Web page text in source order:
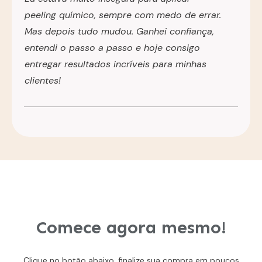
peeling químico, sempre com medo de errar.
Mas depois tudo mudou. Ganhei confiança,
entendi o passo a passo e hoje consigo
entregar resultados incríveis para minhas
clientes!
Comece agora mesmo!